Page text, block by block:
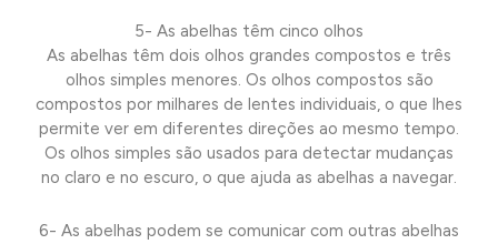
5- As abelhas têm cinco olhos
As abelhas têm dois olhos grandes compostos e três
olhos simples menores. Os olhos compostos são
compostos por milhares de lentes individuais, o que lhes
permite ver em diferentes direções ao mesmo tempo.
Os olhos simples são usados para detectar mudanças
no claro e no escuro, o que ajuda as abelhas a navegar.
6- As abelhas podem se comunicar com outras abelhas